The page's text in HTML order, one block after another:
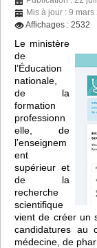
Mis à jour : 9 mars
Affichages : 2532
Le ministère
de
l’Éducation
nationale,
de la
formation
professionn
elle, de
l’enseignem
ent
supérieur et
de la
recherche
scientifique
vient de créer un
candidatures au
médecine, de